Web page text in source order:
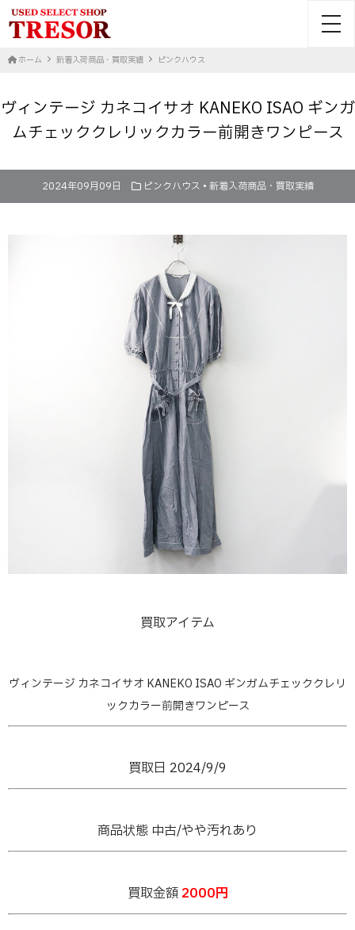
ホーム 新着入荷商品・買取実績 ピンクハウス
ヴィンテージ カネコイサオ KANEKO ISAO ギンガ
ムチェッククレリックカラー前開きワンピース
2024年09月09日 ピンクハウス • 新着入荷商品・買取実績
買取アイテム
ヴィンテージ カネコイサオ KANEKO ISAO ギンガムチェッククレリ
ックカラー前開きワンピース
買取日 2024/9/9
商品状態 中古/やや汚れあり
買取金額 2000円